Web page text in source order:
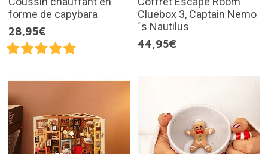
forme de capybara
28,95€
Cluebox 3, Captain Nemo
´s Nautilus
44,95€